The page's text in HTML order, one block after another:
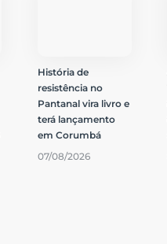
História de
resistência no
Pantanal vira livro e
terá lançamento
em Corumbá
07/08/2026